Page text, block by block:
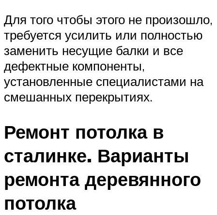
Для того чтобы этого не произошло,
требуется усилить или полностью
заменить несущие балки и все
дефектные компоненты,
установленные специалистами на
смешанных перекрытиях.
Ремонт потолка в
сталинке. Варианты
ремонта деревянного
потолка